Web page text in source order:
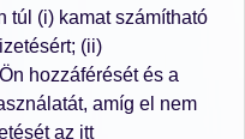
túl (i) kamat számítható
(ii)
hozzáférését és a
amíg el nem
az itt